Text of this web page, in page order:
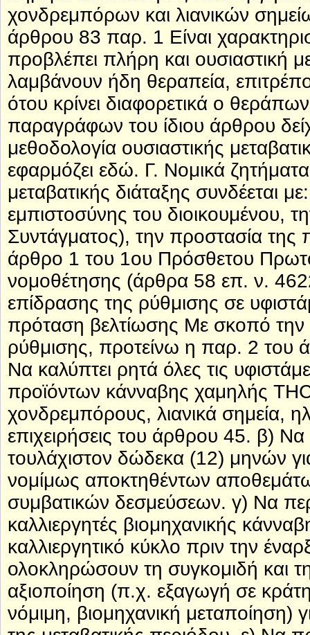
χονδρεμπόρων και λιανικών
άρθρου 83 παρ. 1 Είναι
προβλέπει πλήρη και ουσιαστική
λαμβάνουν ήδη θεραπεία,
ότου κρίνει διαφορετικά ο
παραγράφων του ίδιου άρθρου
μεθοδολογία ουσιαστικής
εφαρμόζει εδώ. Γ. Νομικά
μεταβατικής διάταξης συνδέεται
εμπιστοσύνης του διοικουμένου,
Συντάγματος), την προστασία της
άρθρο 1 του 1ου Πρόσθετου
νομοθέτησης (άρθρα 58 επ. ν.
επίδρασης της ρύθμισης σε
πρόταση βελτίωσης Με σκοπό την
ρύθμισης, προτείνω η παρ. 2 του
Να καλύπτει ρητά όλες τις
προϊόντων κάνναβης χαμηλής THC
χονδρεμπόρους, λιανικά σημεία,
επιχειρήσεις του άρθρου 45. β)
τουλάχιστον δώδεκα (12) μηνών
νομίμως αποκτηθέντων
συμβατικών δεσμεύσεων. γ) Να
καλλιεργητές βιομηχανικής
καλλιεργητικό κύκλο πριν την
ολοκληρώσουν τη συγκομιδή και
αξιοποίηση (π.χ. εξαγωγή σε
νόμιμη, βιομηχανική μεταποίηση)